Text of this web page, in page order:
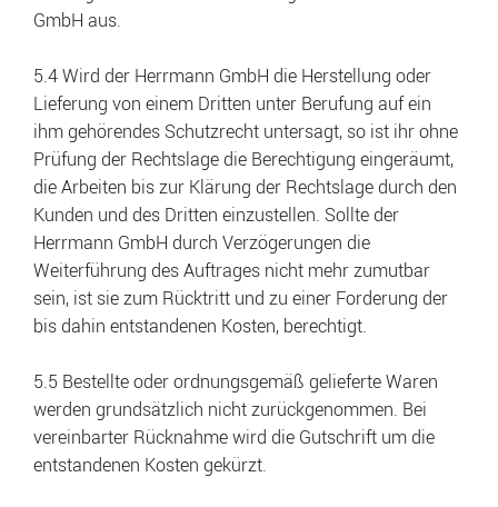
GmbH aus.
5.4 Wird der Herrmann GmbH die Herstellung oder
Lieferung von einem Dritten unter Berufung auf ein
ihm gehörendes Schutzrecht untersagt, so ist ihr ohne
Prüfung der Rechtslage die Berechtigung eingeräumt,
die Arbeiten bis zur Klärung der Rechtslage durch den
Kunden und des Dritten einzustellen. Sollte der
Herrmann GmbH durch Verzögerungen die
Weiterführung des Auftrages nicht mehr zumutbar
sein, ist sie zum Rücktritt und zu einer Forderung der
bis dahin entstandenen Kosten, berechtigt.
5.5 Bestellte oder ordnungsgemäß gelieferte Waren
werden grundsätzlich nicht zurückgenommen. Bei
vereinbarter Rücknahme wird die Gutschrift um die
entstandenen Kosten gekürzt.